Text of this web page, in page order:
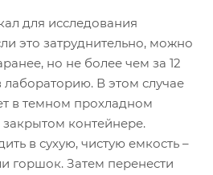
для исследования
это затруднительно, можно
но не более чем за 12
лабораторию. В этом случае
в темном прохладном
контейнере.
в сухую, чистую емкость –
горшок. Затем перенести